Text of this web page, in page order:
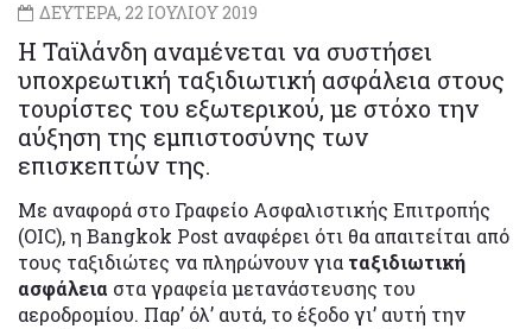
ΔΕΥΤΕΡΑ, 22 ΙΟΥΛΙΟΥ 2019
Η Ταϊλάνδη αναμένεται να συστήσει
υποχρεωτική ταξιδιωτική ασφάλεια στους
τουρίστες του εξωτερικού, με στόχο την
αύξηση της εμπιστοσύνης των
επισκεπτών της.
Με αναφορά στο Γραφείο Ασφαλιστικής Επιτροπής
(OIC), η Bangkok Post αναφέρει ότι θα απαιτείται από
τους ταξιδιώτες να πληρώνουν για ταξιδιωτική
ασφάλεια στα γραφεία μετανάστευσης του
αεροδρομίου. Παρ’ όλ’ αυτά, το έξοδο γι’ αυτή την